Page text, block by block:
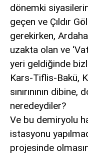
dönemki
geçen ve Çıldır
gerekirken,
uzakta olan ve
yeri geldiğinde
Kars-Tiflis-Bakü,
sınırınının dibine,
neredeydiler?
Ve bu demiryolu
istasyonu
projesinde